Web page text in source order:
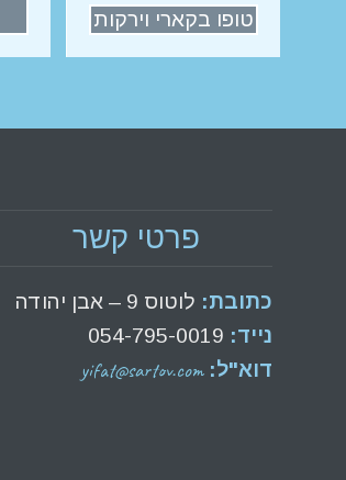
טופו בקארי וירקות
פרטי קשר
כתובת: לוטוס 9 – אבן יהודה
נייד: 054-795-0019
דוא"ל:yifat@sartov.com